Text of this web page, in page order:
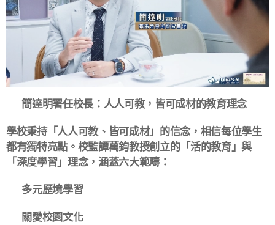
🎓 簡達明署任校長：人人可教，皆可成材的教育理念
學校秉持「人人可教、皆可成材」的信念，相信每位學生
都有獨特亮點。校監譚萬鈞教授創立的「活的教育」與
「深度學習」理念，涵蓋六大範疇：
🌱 多元歷境學習
❤️ 關愛校園文化